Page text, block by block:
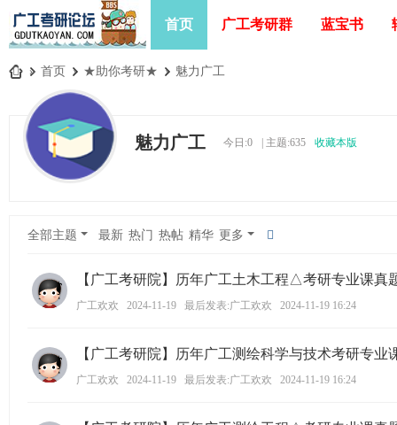
首页 广工考研群 蓝宝书
» 首页 › ★助你考研★ › 魅力广工
魅力广工 今日:0 主题:635 收藏本版
全部主题 最新 热门 热帖 精华 更多
【广工考研院】历年广工土木工程△考研专业课真
广工欢欢 2024-11-19 最后发表:广工欢欢 2024-11-19 16:24
【广工考研院】历年广工测绘科学与技术考研专业
广工欢欢 2024-11-19 最后发表:广工欢欢 2024-11-19 16:24